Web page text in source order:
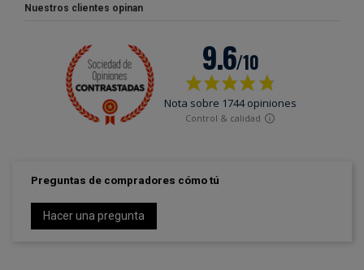
Nuestros clientes opinan
Preguntas de compradores cómo tú
Hacer una pregunta